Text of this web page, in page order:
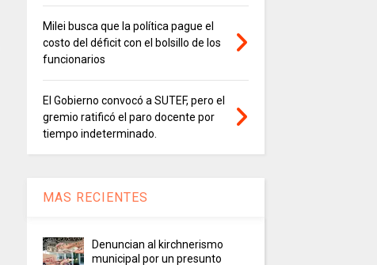
Milei busca que la política pague el
costo del déficit con el bolsillo de los
funcionarios
El Gobierno convocó a SUTEF, pero el
gremio ratificó el paro docente por
tiempo indeterminado.
MAS RECIENTES
Denuncian al kirchnerismo
municipal por un presunto